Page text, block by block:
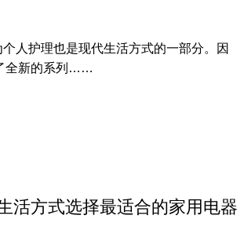
人护理也是现代生活方式的一部分。因
全新的系列……
活方式选择最适合的家用电器